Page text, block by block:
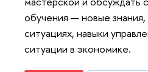
обучения — новые
ситуациях, навыки
ситуации в экономике.